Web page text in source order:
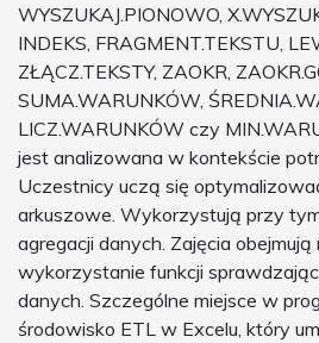
WYSZUKAJ.PIONOWO,
INDEKS, FRAGMENT.TEKSTU,
ZŁĄCZ.TEKSTY, ZAOKR,
SUMA.WARUNKÓW,
LICZ.WARUNKÓW czy
jest analizowana w kontekście
Uczestnicy uczą się
arkuszowe. Wykorzystują przy
agregacji danych. Zajęcia
wykorzystanie funkcji
danych. Szczególne miejsce w
środowisko ETL w Excelu, który